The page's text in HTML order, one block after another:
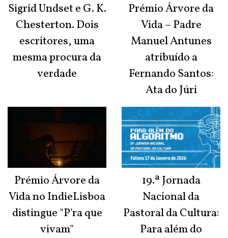
Sigrid Undset e G. K.
Chesterton. Dois
escritores, uma
mesma procura da
verdade
Prémio Árvore da
Vida no IndieLisboa
distingue "P'ra que
vivam"
Prémio Árvore da
Vida – Padre
Manuel Antunes
atribuído a
Fernando Santos:
Ata do Júri
19.ª Jornada
Nacional da
Pastoral da Cultura:
Para além do